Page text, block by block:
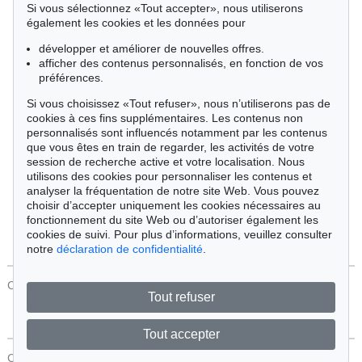
Cimélie
Trier par:
Tous les objets
Offres actuelles
Objets vendus
Chercher
CONTACT Protection Des Données
CONTACT
Si vous sélectionnez «Tout accepter», nous utiliserons
également les cookies et les données pour
développer et améliorer de nouvelles offres.
afficher des contenus personnalisés, en fonction de vos
préférences.
Si vous choisissez «Tout refuser», nous n’utiliserons pas de
cookies à ces fins supplémentaires. Les contenus non
personnalisés sont influencés notamment par les contenus
que vous êtes en train de regarder, les activités de votre
session de recherche active et votre localisation. Nous
utilisons des cookies pour personnaliser les contenus et
analyser la fréquentation de notre site Web. Vous pouvez
choisir d’accepter uniquement les cookies nécessaires au
fonctionnement du site Web ou d’autoriser également les
cookies de suivi. Pour plus d’informations, veuillez consulter
notre déclaration de confidentialité
Tout refuser
Tout accepter